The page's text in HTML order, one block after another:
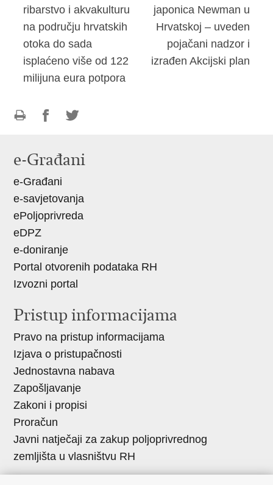
ribarstvo i akvakulturu
na području hrvatskih
otoka do sada
isplaćeno više od 122
milijuna eura potpora
japonica Newman u
Hrvatskoj – uveden
pojačani nadzor i
izrađen Akcijski plan
Facebooku
Twitteru
e-Građani
e-Građani
e-savjetovanja
ePoljoprivreda
eDPZ
e-doniranje
Portal otvorenih podataka RH
Izvozni portal
Pristup informacijama
Pravo na pristup informacijama
Izjava o pristupačnosti
Jednostavna nabava
Zapošljavanje
Zakoni i propisi
Proračun
Javni natječaji za zakup poljoprivrednog
zemljišta u vlasništvu RH